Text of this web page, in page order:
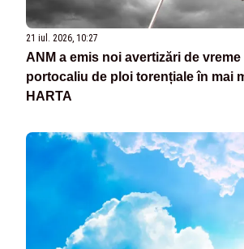
21 iul. 2026, 10:27
ANM a emis noi avertizări de vreme
portocaliu de ploi torențiale în mai
HARTA